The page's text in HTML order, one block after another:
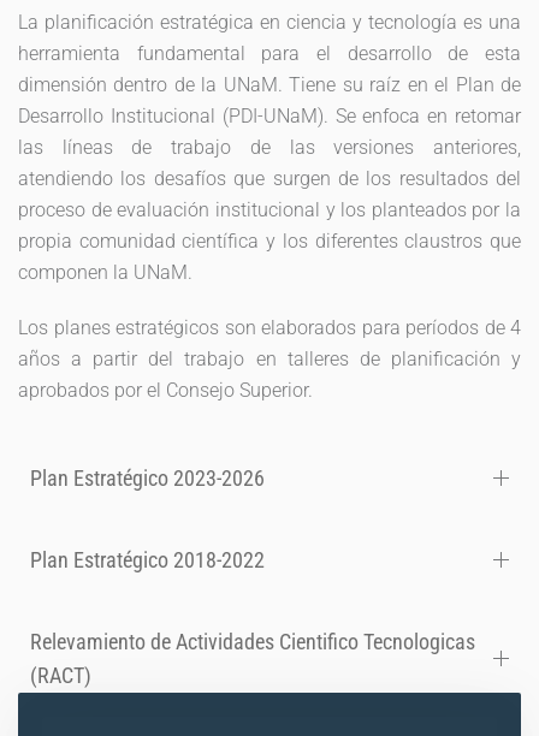
La planificación estratégica en ciencia y tecnología es una
herramienta fundamental para el desarrollo de esta
dimensión dentro de la UNaM. Tiene su raíz en el Plan de
Desarrollo Institucional (PDI-UNaM). Se enfoca en retomar
las líneas de trabajo de las versiones anteriores,
atendiendo los desafíos que surgen de los resultados del
proceso de evaluación institucional y los planteados por la
propia comunidad científica y los diferentes claustros que
componen la UNaM.
Los planes estratégicos son elaborados para períodos de 4
años a partir del trabajo en talleres de planificación y
aprobados por el Consejo Superior.
Plan Estratégico 2023-2026
Plan Estratégico 2018-2022
Relevamiento de Actividades Cientifico Tecnologicas
(RACT)